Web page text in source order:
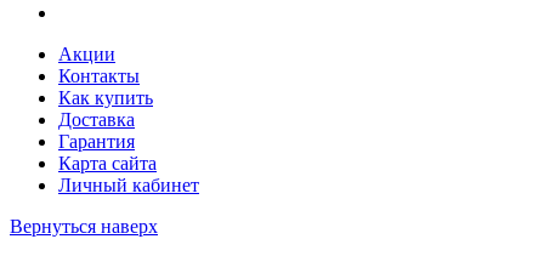
Акции
Контакты
Как купить
Доставка
Гарантия
Карта сайта
Личный кабинет
Вернуться наверх